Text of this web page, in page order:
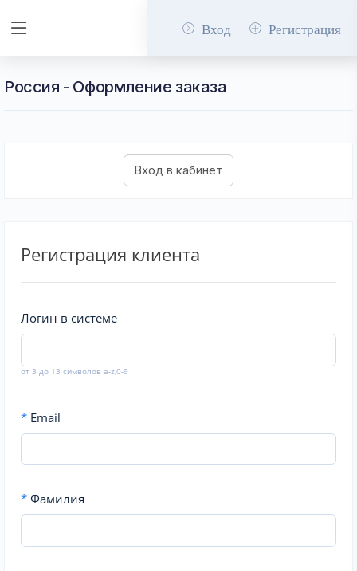
Вход Регистрация
Россия - Оформление заказа
Регистрация клиента
Логин в системе
от 3 до 13 символов a-z,0-9
* Email
* Фамилия